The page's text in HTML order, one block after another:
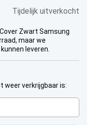
Tijdelijk uitverkocht
Zwart Samsung
maar we
leveren.
weer verkrijgbaar is: